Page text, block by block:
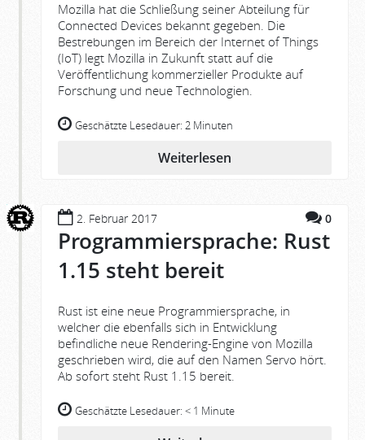
Mozilla hat die Schließung seiner Abteilung für
Connected Devices bekannt gegeben. Die
Bestrebungen im Bereich der Internet of Things
(IoT) legt Mozilla in Zukunft statt auf die
Veröffentlichung kommerzieller Produkte auf
Forschung und neue Technologien.
Geschätzte Lesedauer: 2 Minuten
Weiterlesen
2. Februar 2017 0
Programmiersprache: Rust
1.15 steht bereit
Rust ist eine neue Programmiersprache, in
welcher die ebenfalls sich in Entwicklung
befindliche neue Rendering-Engine von Mozilla
geschrieben wird, die auf den Namen Servo hört.
Ab sofort steht Rust 1.15 bereit.
Geschätzte Lesedauer: < 1 Minute